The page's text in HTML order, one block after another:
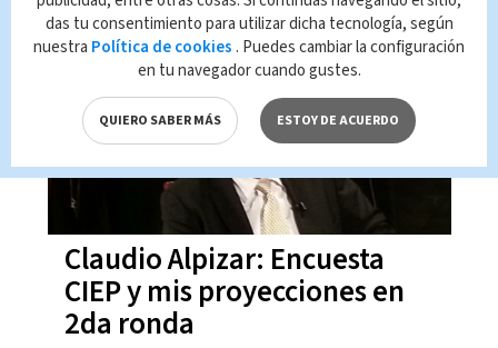
Claudio Alpizar: Encuesta
CIEP y mis proyecciones en
2da ronda
14:57 24-03-2018
das tu consentimiento para utilizar dicha tecnología, según
nuestra Política de cookies . Puedes cambiar la configuración
en tu navegador cuando gustes.
QUIERO SABER MÁS ESTOY DE ACUERDO